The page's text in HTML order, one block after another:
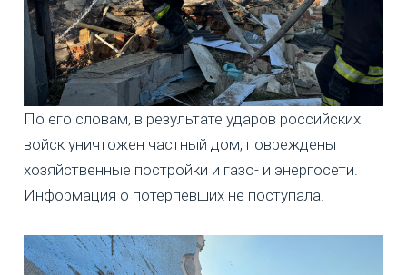
По его словам, в результате ударов российских
войск уничтожен частный дом, повреждены
хозяйственные постройки и газо- и энергосети.
Информация о потерпевших не поступала.